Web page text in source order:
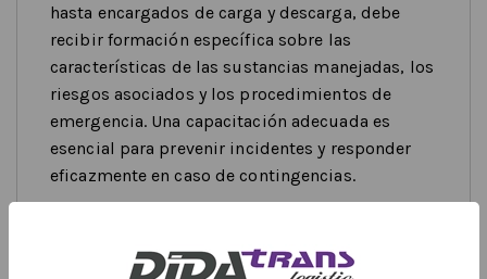
hasta encargados de carga y descarga, debe
recibir formación específica sobre las
características de las sustancias manejadas, los
riesgos asociados y los procedimientos de
emergencia. Una capacitación adecuada es
esencial para prevenir incidentes y responder
eficazmente en caso de contingencias.